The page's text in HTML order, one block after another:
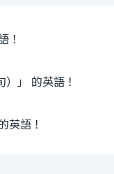
！
」 的英語！
英語！